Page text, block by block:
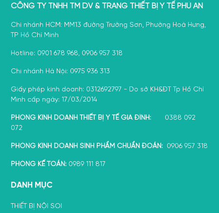
CÔNG TY TNHH TM DV & TRANG THIẾT BỊ Y TẾ PHÚ AN
Chi nhánh HCM: MM13 đường Trường Sơn, Phường Hoà Hưng,
TP Hồ Chí Minh
Hotline: 0901 678 968, 0906 957 318
Chi nhánh Hà Nội: 0975 936 313
Giấy phép kinh doanh: 0312692797 - Do sở KH&ĐT Tp Hồ Chí
Minh cấp ngày: 17/03/2014
PHÒNG KINH DOANH THIẾT BỊ Y TẾ GIA ĐÌNH: 0388 092
072
PHÒNG KINH DOANH SINH PHẨM CHUẨN ĐOÁN: 0906 957 318
PHÒNG KẾ TOÁN: 0989 111 817
DANH MỤC
THIẾT BỊ NỘI SOI